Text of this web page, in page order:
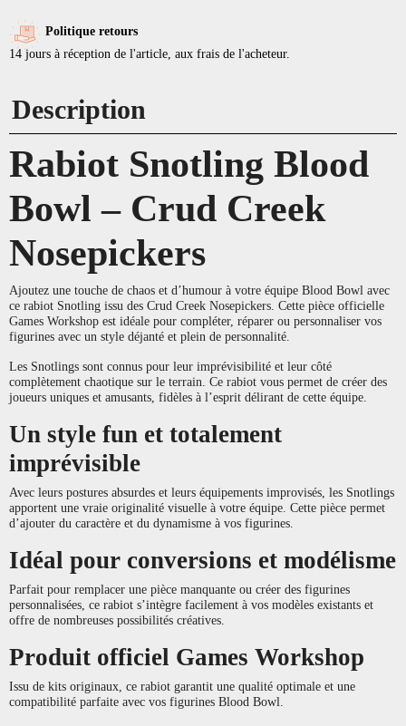
Politique retours
14 jours à réception de l'article, aux frais de l'acheteur.
Description
Rabiot Snotling Blood
Bowl – Crud Creek
Nosepickers
Ajoutez une touche de chaos et d’humour à votre équipe Blood Bowl avec
ce rabiot Snotling issu des Crud Creek Nosepickers. Cette pièce officielle
Games Workshop est idéale pour compléter, réparer ou personnaliser vos
figurines avec un style déjanté et plein de personnalité.
Les Snotlings sont connus pour leur imprévisibilité et leur côté
complètement chaotique sur le terrain. Ce rabiot vous permet de créer des
joueurs uniques et amusants, fidèles à l’esprit délirant de cette équipe.
Un style fun et totalement
imprévisible
Avec leurs postures absurdes et leurs équipements improvisés, les Snotlings
apportent une vraie originalité visuelle à votre équipe. Cette pièce permet
d’ajouter du caractère et du dynamisme à vos figurines.
Idéal pour conversions et modélisme
Parfait pour remplacer une pièce manquante ou créer des figurines
personnalisées, ce rabiot s’intègre facilement à vos modèles existants et
offre de nombreuses possibilités créatives.
Produit officiel Games Workshop
Issu de kits originaux, ce rabiot garantit une qualité optimale et une
compatibilité parfaite avec vos figurines Blood Bowl.